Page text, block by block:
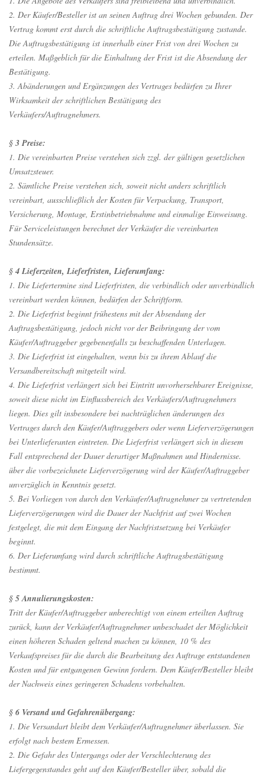
2. Der Käufer/Besteller ist an seinen Auftrag drei Wochen gebunden. Der
Vertrag kommt erst durch die schriftliche Auftragsbestätigung zustande.
Die Auftragsbestätigung ist innerhalb einer Frist von drei Wochen zu
erteilen. Maßgeblich für die Einhaltung der Frist ist die Absendung der
Bestätigung.
3. Abänderungen und Ergänzungen des Vertrages bedürfen zu Ihrer
Wirksamkeit der schriftlichen Bestätigung des
Verkäufers/Auftragnehmers.
§ 3 Preise:
1. Die vereinbarten Preise verstehen sich zzgl. der gültigen gesetzlichen
Umsatzsteuer.
2. Sämtliche Preise verstehen sich, soweit nicht anders schriftlich
vereinbart, ausschließlich der Kosten für Verpackung, Transport,
Versicherung, Montage, Erstinbetriebnahme und einmalige Einweisung.
Für Serviceleistungen berechnet der Verkäufer die vereinbarten
Stundensätze.
§ 4 Lieferzeiten, Lieferfristen, Lieferumfang:
1. Die Liefertermine sind Lieferfristen, die verbindlich oder unverbindlich
vereinbart werden können, bedürfen der Schriftform.
2. Die Lieferfrist beginnt frühestens mit der Absendung der
Auftragsbestätigung, jedoch nicht vor der Beibringung der vom
Käufer/Auftraggeber gegebenenfalls zu beschaffenden Unterlagen.
3. Die Lieferfrist ist eingehalten, wenn bis zu ihrem Ablauf die
Versandbereitschaft mitgeteilt wird.
4. Die Lieferfrist verlängert sich bei Eintritt unvorhersehbarer Ereignisse,
soweit diese nicht im Einflussbereich des Verkäufers/Auftragnehmers
liegen. Dies gilt insbesondere bei nachträglichen änderungen des
Vertrages durch den Käufer/Auftraggebers oder wenn Lieferverzögerungen
bei Unterlieferanten eintreten. Die Lieferfrist verlängert sich in diesem
Fall entsprechend der Dauer derartiger Maßnahmen und Hindernisse.
über die vorbezeichnete Lieferverzögerung wird der Käufer/Auftraggeber
unverzüglich in Kenntnis gesetzt.
5. Bei Vorliegen von durch den Verkäufer/Auftragnehmer zu vertretenden
Lieferverzögerungen wird die Dauer der Nachfrist auf zwei Wochen
festgelegt, die mit dem Eingang der Nachfristsetzung bei Verkäufer
beginnt.
6. Der Lieferumfang wird durch schriftliche Auftragsbestätigung
bestimmt.
§ 5 Annulierungskosten:
Tritt der Käufer/Auftraggeber unberechtigt von einem erteilten Auftrag
zurück, kann der Verkäufer/Auftragnehmer unbeschadet der Möglichkeit
einen höheren Schaden geltend machen zu können, 10 % des
Verkaufspreises für die durch die Bearbeitung des Auftrage entstandenen
Kosten und für entgangenen Gewinn fordern. Dem Käufer/Besteller bleibt
der Nachweis eines geringeren Schadens vorbehalten.
§ 6 Versand und Gefahrenübergang:
1. Die Versandart bleibt dem Verkäufer/Auftragnehmer überlassen. Sie
erfolgt nach bestem Ermessen.
2. Die Gefahr des Untergangs oder der Verschlechterung des
Liefergegenstandes geht auf den Käufer/Besteller über, sobald die